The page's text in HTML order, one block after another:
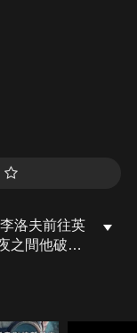
洛夫前往英
之間他破獲
調查，兩人
斬去右手。